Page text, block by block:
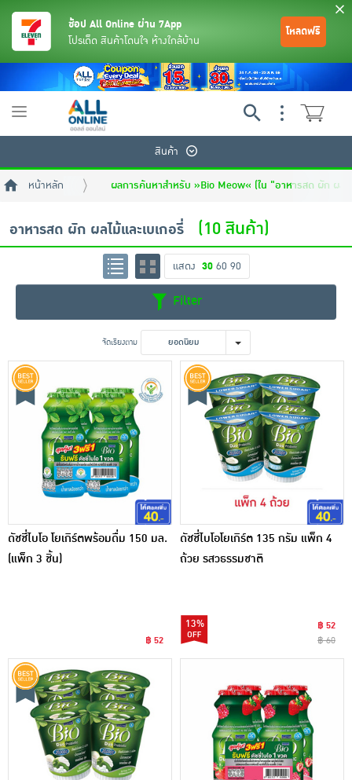
เครื่องปรุงรสและของแห้ง
ขนมขบเคี้ยว และช็อคโกแลต
อาหารสด ผัก ผลไม้และเบเกอรี่
ช้อป All Online ผ่าน 7App
โปรเด็ด สินค้าโดนใจ ห้างใกล้บ้าน
โหลดฟรี
Toggle
สินค้า
หน้าหลัก ผลการค้นหาสำหรับ »Bio Meow« (ใน "อาหารสด ผัก ผลไ
อาหารสด ผัก ผลไม้และเบเกอรี่ (10 สินค้า)
แสดง 30 60 90
Filter
จัดเรียงตาม ยอดนิยม
ดัชชี่ไบโอ โยเกิร์ตพร้อมดื่ม 150 มล.
(แพ็ก 3 ชิ้น)
฿ 52
ดัชชี่ไบโอโยเกิร์ต 135 กรัม แพ็ก 4
ถ้วย รสวธรรมชาติ
13%
฿ 52
฿ 60